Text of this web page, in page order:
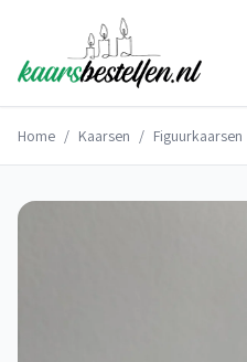
Home / Kaarsen / Figuurkaarsen